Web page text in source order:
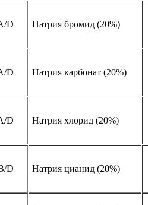
D Натрия бромид (20%)
D Натрия карбонат (20%)
D Натрия хлорид (20%)
D Натрия цианид (20%)